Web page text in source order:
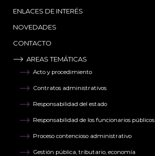
ENLACES DE INTERÉS
NOVEDADES
CONTACTO
AREAS TEMÁTICAS
Acto y procedimiento
Contratos administrativos
Responsabilidad del estado
Responsabilidad de los funcionarios públicos
Proceso contencioso administrativo
Gestión pública, tributario, economía